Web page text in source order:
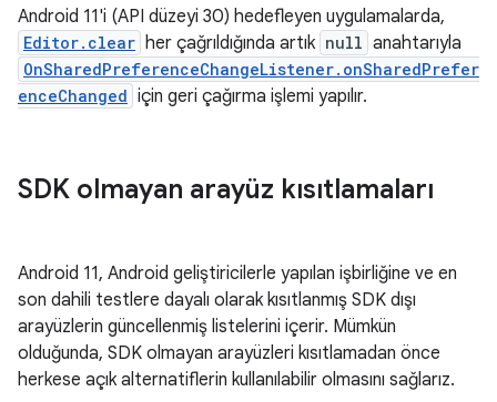
Android 11'i (API düzeyi 30) hedefleyen uygulamalarda,
Editor.clear her çağrıldığında artık null anahtarıyla
OnSharedPreferenceChangeListener.onSharedPrefer
enceChanged için geri çağırma işlemi yapılır.
SDK olmayan arayüz kısıtlamaları
Android 11, Android geliştiricilerle yapılan işbirliğine ve en
son dahili testlere dayalı olarak kısıtlanmış SDK dışı
arayüzlerin güncellenmiş listelerini içerir. Mümkün
olduğunda, SDK olmayan arayüzleri kısıtlamadan önce
herkese açık alternatiflerin kullanılabilir olmasını sağlarız.